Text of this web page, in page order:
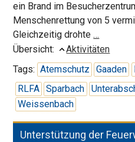
ein Brand im
Menschenrettung von 5
Gleichzeitig drohte…
in
Übersicht:
Aktivitäten
Tags: Atemschutz Gaaden
RLFA
Sparbach
Weissenbach
Unterstützung der